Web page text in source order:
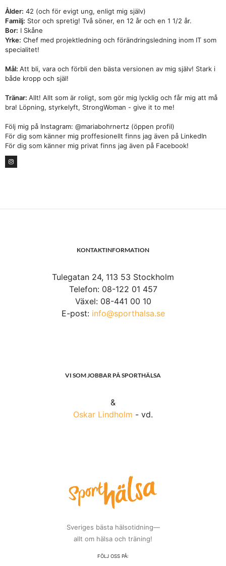
Ålder: 42 (och för evigt ung, enligt mig själv)
Familj: Stor och spretig! Två söner, en 12 år och en 1 1/2 år.
Bor: I Skåne
Yrke: Chef med projektledning och förändringsledning inom IT som
specialitet!
Mål: Att bli, vara och förbli den bästa versionen av mig själv! Stark i
både kropp och själ!
Tränar: Allt! Allt som är roligt, som gör mig lycklig och får mig att må
bra! Löpning, styrkelyft, StrongWoman - give it to me!
Följ mig på Instagram: @mariabohrnertz (öppen profil)
För dig som känner mig proffesionellt finns jag även på LinkedIn
För dig som känner mig privat finns jag även på Facebook!
KONTAKTINFORMATION
Tulegatan 24, 113 53 Stockholm
Telefon: 08-122 01 457
Växel: 08-441 00 10
E-post: info@sporthalsa.se
VI SOM JOBBAR PÅ SPORTHÄLSA
&
Oskar Lindholm - vd.
Sveriges bästa hälsotidning—
allt om hälsa och träning!
FÖLJ OSS PÅ: